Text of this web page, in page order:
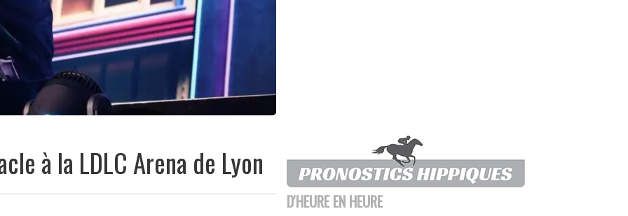
à la LDLC Arena de Lyon
D'HEURE EN HEURE